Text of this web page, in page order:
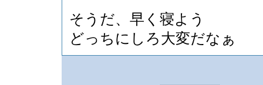
そうだ、早く寝よう
どっちにしろ大変だなぁ